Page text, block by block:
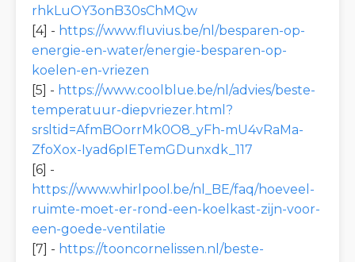
rhkLuOY3onB30sChMQw
[4] - https://www.fluvius.be/nl/besparen-op-
energie-en-water/energie-besparen-op-
koelen-en-vriezen
[5] - https://www.coolblue.be/nl/advies/beste-
temperatuur-diepvriezer.html?
srsltid=AfmBOorrMk0O8_yFh-mU4vRaMa-
ZfoXox-Iyad6pIETemGDunxdk_117
[6] -
https://www.whirlpool.be/nl_BE/faq/hoeveel-
ruimte-moet-er-rond-een-koelkast-zijn-voor-
een-goede-ventilatie
[7] - https://tooncornelissen.nl/beste-